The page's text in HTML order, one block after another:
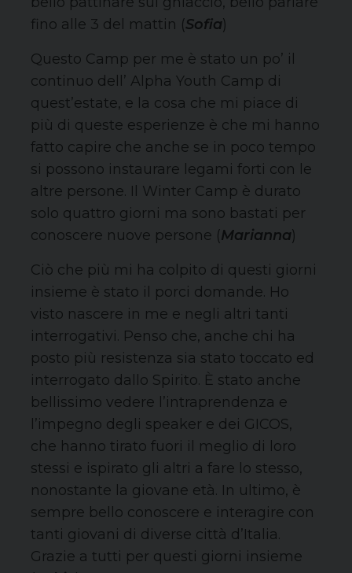
fino alle 3 del mattin (Sofia)
Questo Camp per me è stato un po’ il
continuo dell’ Alpha Youth Camp di
quest’estate, e la cosa che mi piace di
più di queste esperienze è che mi hanno
fatto capire che anche se in poco tempo
si possono instaurare legami forti con le
altre persone. Il Winter Camp è durato
solo quattro giorni ma sono bastati per
conoscere nuove persone (Marianna)
Ciò che più mi ha colpito di questi giorni
insieme è stato il porci domande. Ho
visto nascere in me e negli altri tanti
interrogativi. Penso che, anche chi ha
posto più resistenza sia stato toccato ed
interrogato dallo Spirito. È stato anche
bellissimo vedere l’intraprendenza e
l’impegno degli speaker e dei GICOS,
che hanno tirato fuori il meglio di loro
stessi e ispirato gli altri a fare lo stesso,
nonostante la giovane età. In ultimo, è
sempre bello conoscere e interagire con
tanti giovani di diverse città d’Italia.
Grazie a tutti per questi giorni insieme